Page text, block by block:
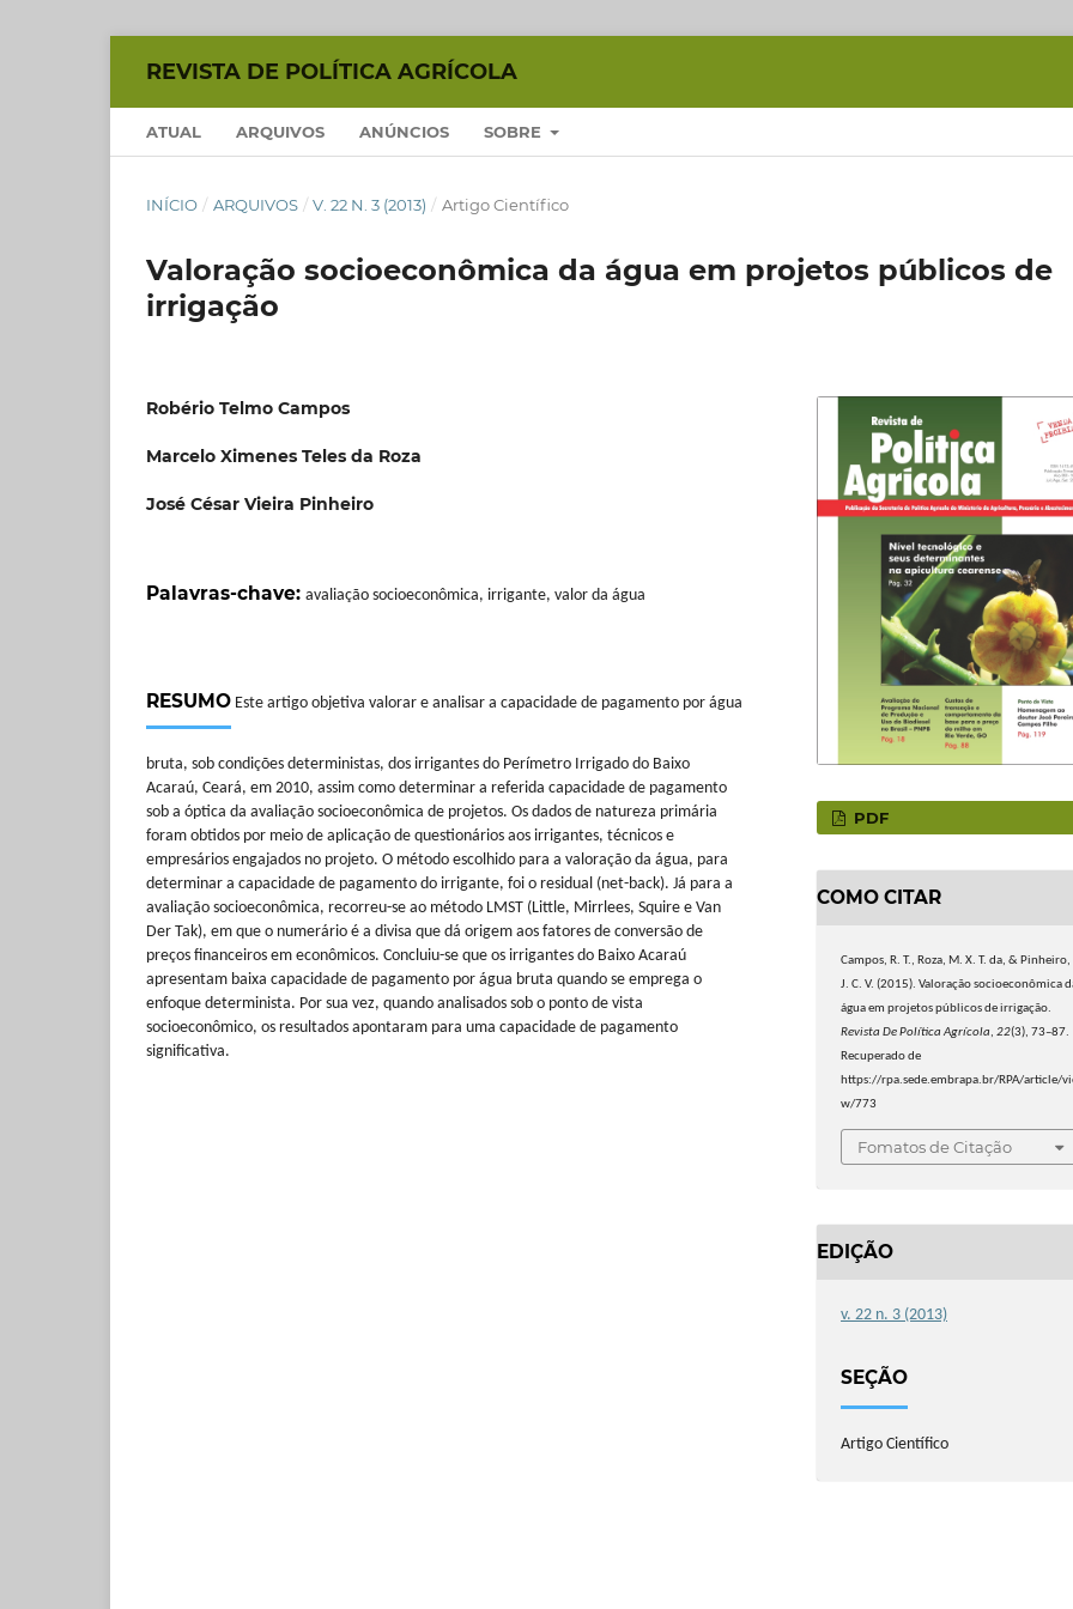
REVISTA DE POLÍTICA AGRÍCOLA
ATUAL ARQUIVOS ANÚNCIOS SOBRE
INÍCIO / ARQUIVOS / V. 22 N. 3 (2013) / Artigo Científico
Valoração socioeconômica da água em projetos públicos de
irrigação
Robério Telmo Campos
Marcelo Ximenes Teles da Roza
José César Vieira Pinheiro
Palavras-chave: avaliação socioeconômica, irrigante, valor da água
RESUMO Este artigo objetiva valorar e analisar a capacidade de pagamento por água
bruta, sob condições deterministas, dos irrigantes do Perímetro Irrigado do Baixo
Acaraú, Ceará, em 2010, assim como determinar a referida capacidade de pagamento
sob a óptica da avaliação socioeconômica de projetos. Os dados de natureza primária
foram obtidos por meio de aplicação de questionários aos irrigantes, técnicos e
empresários engajados no projeto. O método escolhido para a valoração da água, para
determinar a capacidade de pagamento do irrigante, foi o residual (net-back). Já para a
avaliação socioeconômica, recorreu-se ao método LMST (Little, Mirrlees, Squire e Van
Der Tak), em que o numerário é a divisa que dá origem aos fatores de conversão de
preços financeiros em econômicos. Concluiu-se que os irrigantes do Baixo Acaraú
apresentam baixa capacidade de pagamento por água bruta quando se emprega o
enfoque determinista. Por sua vez, quando analisados sob o ponto de vista
socioeconômico, os resultados apontaram para uma capacidade de pagamento
significativa.
PDF
COMO CITAR
Campos, R. T., Roza, M. X. T. da, & Pinheiro,
J. C. V. (2015). Valoração socioeconômica
água em projetos públicos de irrigação.
Revista De Política Agrícola,22(3), 73–87.
Recuperado de
https://rpa.sede.embrapa.br/RPA/article/
w/773
Fomatos de Citação
EDIÇÃO
v. 22 n. 3 (2013)
SEÇÃO
Artigo Científico